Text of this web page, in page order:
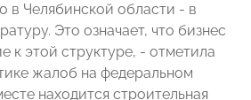
в Челябинской области - в
Это означает, что бизнес
к этой структуре, - отметила
жалоб на федеральном
находится строительная